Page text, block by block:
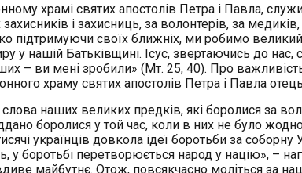
храмі святих апостолів Петра і Павла,
і захисниць, за волонтерів, за медиків,
підтримуючи своїх ближніх, ми робимо
у нашій Батьківщині. Ісус, звертаючись до
– ви мені зробили» (Мт. 25, 40). Про
храму святих апостолів Петра і Павла
наших великих предків, які боролися за
боролися у той час, коли в них не було
українців довкола ідеї боротьби за соборну
у боротьбі перетворюється народ у націю», –
майбутнє. Отож, повсякчасно моліться за